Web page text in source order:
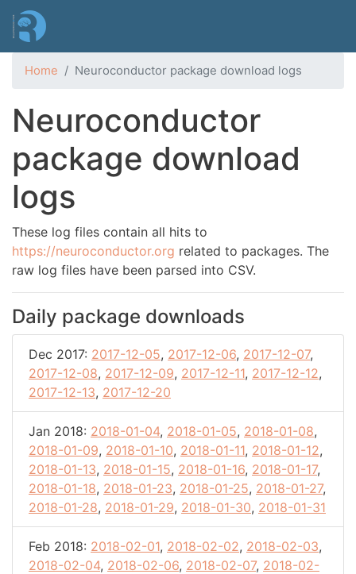
main
content
Home Neuroconductor package download logs
Neuroconductor
package download
logs
These log files contain all hits to
https://neuroconductor.org related to packages. The
raw log files have been parsed into CSV.
Daily package downloads
Dec 2017: 2017-12-05, 2017-12-06, 2017-12-07,
2017-12-08, 2017-12-09, 2017-12-11, 2017-12-12,
2017-12-13, 2017-12-20
Jan 2018: 2018-01-04, 2018-01-05, 2018-01-08,
2018-01-09, 2018-01-10, 2018-01-11, 2018-01-12,
2018-01-13, 2018-01-15, 2018-01-16, 2018-01-17,
2018-01-18, 2018-01-23, 2018-01-25, 2018-01-27,
2018-01-28, 2018-01-29, 2018-01-30, 2018-01-31
Feb 2018: 2018-02-01, 2018-02-02, 2018-02-03,
2018-02-04, 2018-02-06, 2018-02-07, 2018-02-